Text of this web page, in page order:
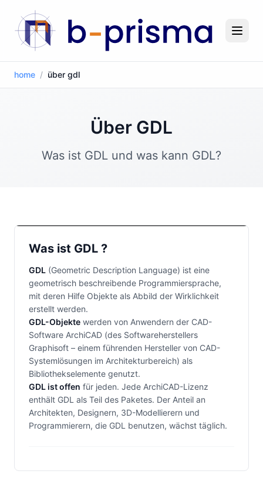
home / über gdl
Über GDL
Was ist GDL und was kann GDL?
Was ist GDL ?
GDL (Geometric Description Language) ist eine
geometrisch beschreibende Programmiersprache,
mit deren Hilfe Objekte als Abbild der Wirklichkeit
erstellt werden.
GDL-Objekte werden von Anwendern der CAD-
Software ArchiCAD (des Softwareherstellers
Graphisoft – einem führenden Hersteller von CAD-
Systemlösungen im Architekturbereich) als
Bibliothekselemente genutzt.
GDL ist offen für jeden. Jede ArchiCAD-Lizenz
enthält GDL als Teil des Paketes. Der Anteil an
Architekten, Designern, 3D-Modellierern und
Programmierern, die GDL benutzen, wächst täglich.